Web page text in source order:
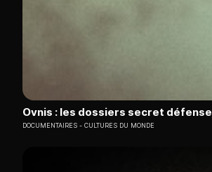
Ovnis : les dossiers secret défense
DOCUMENTAIRES CULTURES DU MONDE